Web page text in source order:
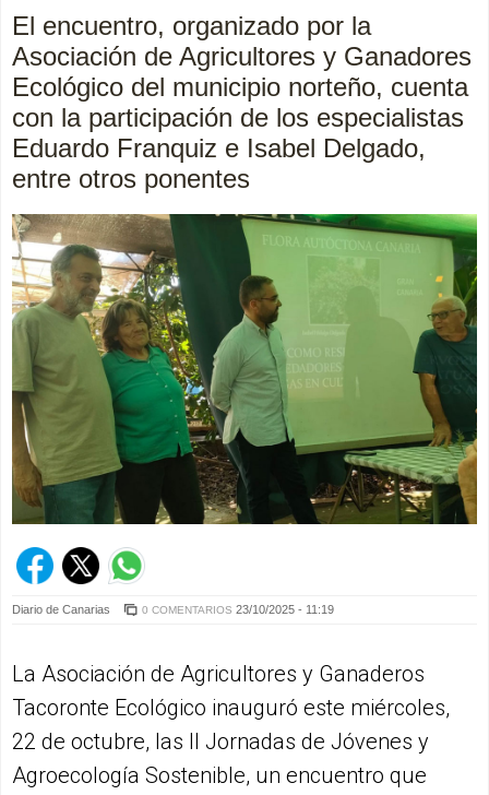
El encuentro, organizado por la
Asociación de Agricultores y Ganadores
Ecológico del municipio norteño, cuenta
con la participación de los especialistas
Eduardo Franquiz e Isabel Delgado,
entre otros ponentes
Diario de Canarias 0 COMENTARIOS 23/10/2025 - 11:19
La Asociación de Agricultores y Ganaderos
Tacoronte Ecológico inauguró este miércoles,
22 de octubre, las II Jornadas de Jóvenes y
Agroecología Sostenible, un encuentro que